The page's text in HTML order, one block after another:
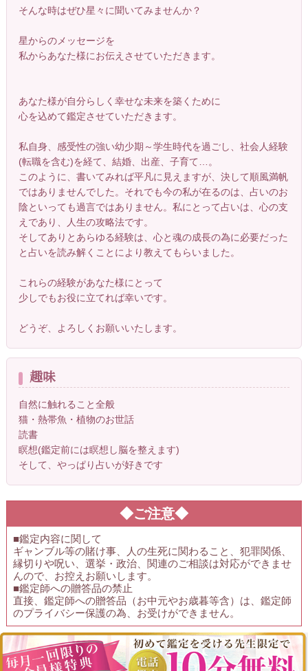
そんな時はぜひ星々に聞いてみませんか？
星からのメッセージを
私からあなた様にお伝えさせていただきます。
あなた様が自分らしく幸せな未来を築くために
心を込めて鑑定させていただきます。
私自身、感受性の強い幼少期～学生時代を過ごし、社会人経験
(転職を含む)を経て、結婚、出産、子育て…。
このように、書いてみれば平凡に見えますが、決して順風満帆
ではありませんでした。それでも今の私が在るのは、占いのお
陰といっても過言ではありません。私にとって占いは、心の支
えであり、人生の攻略法です。
そしてありとあらゆる経験は、心と魂の成長の為に必要だった
と占いを読み解くことにより教えてもらいました。
これらの経験があなた様にとって
少しでもお役に立てれば幸いです。
どうぞ、よろしくお願いいたします。
趣味
自然に触れること全般
猫・熱帯魚・植物のお世話
読書
瞑想(鑑定前には瞑想し脳を整えます)
そして、やっぱり占いが好きです
◆ご注意◆
■鑑定内容に関して
ギャンブル等の賭け事、人の生死に関わること、犯罪関係、
縁切りや呪い、選挙・政治、関連のご相談は対応ができませ
んので、お控えお願いします。
■鑑定師への贈答品の禁止
直接、鑑定師への贈答品（お中元やお歳暮等含）は、鑑定師
のプライバシー保護の為、お受けができません。